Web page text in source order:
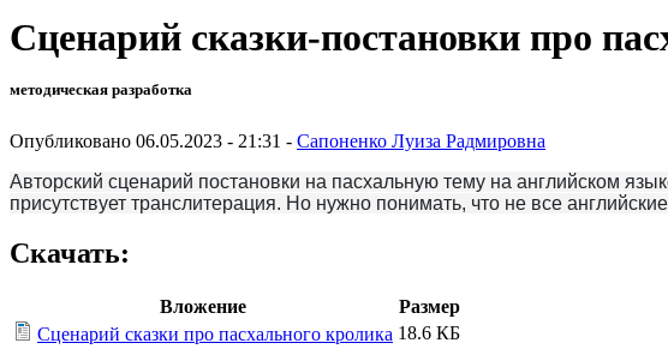
Сценарий сказки-постановки про
методическая разработка
Опубликовано 06.05.2023 - 21:31 - Сапоненко Луиза Радмировна
Авторский сценарий постановки на пасхальную тему на английском
присутствует транслитерация. Но нужно понимать, что не все
Скачать:
Вложение
Размер
Сценарий сказки про пасхального кролика 18.6 КБ